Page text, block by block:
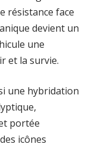
résistance face
devient un
une
et la survie.
une hybridation
portée
icônes